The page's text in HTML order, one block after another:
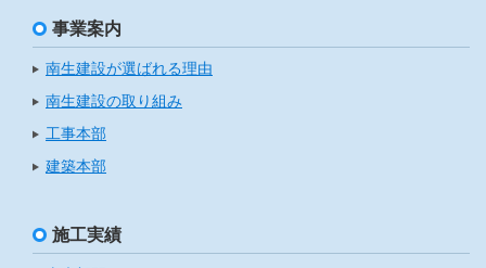
事業案内
南生建設が選ばれる理由
南生建設の取り組み
工事本部
建築本部
施工実績